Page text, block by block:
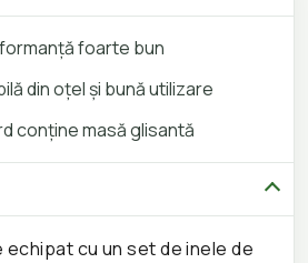
foarte bun
din oțel și bună utilizare
conține masă glisantă
cu un set de inele de